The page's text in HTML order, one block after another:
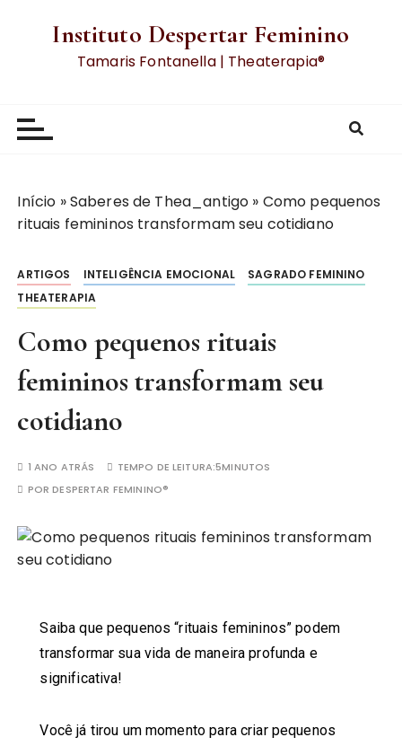
Instituto Despertar Feminino
Tamaris Fontanella | Theaterapia®
Início »Saberes de Thea_antigo » Como pequenos
rituais femininos transformam seu cotidiano
ARTIGOS INTELIGÊNCIA EMOCIONAL
SAGRADO FEMININO
THEATERAPIA
Como pequenos rituais
femininos transformam seu
cotidiano
1 ANO ATRÁS TEMPO DE LEITURA:5MINUTOS
PORDESPERTAR FEMININO®
Saiba que pequenos “rituais femininos” podem
transformar sua vida de maneira profunda e
significativa!
Você já tirou um momento para criar pequenos